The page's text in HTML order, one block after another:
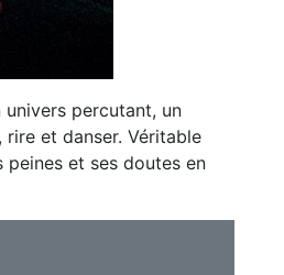
univers percutant, un
et danser. Véritable
peines et ses doutes en